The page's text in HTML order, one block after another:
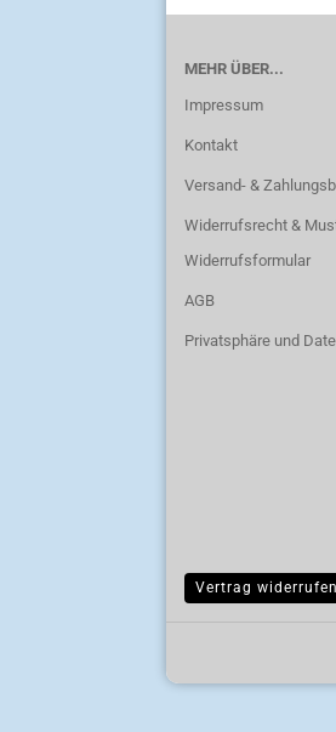
MEHR ÜBER...
Impressum
Kontakt
Versand- &
Widerrufsrecht &
Widerrufsformular
AGB
Privatsphäre und
Vertrag widerrufen